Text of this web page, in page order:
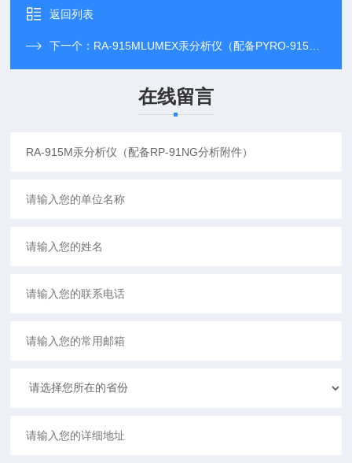
返回列表
下一个： RA-915MLUMEX汞分析仪（配备PYRO-915+复杂附件）
在线留言